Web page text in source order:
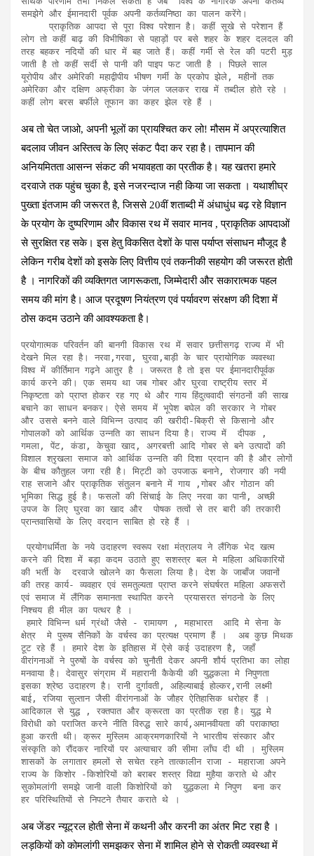
समझेगे और ईमानदारी पूर्वक अपनी कर्तव्यनिष्ठा का पालन करेंगे।
लोग तो कहीं बाढ़ की विभीषिका से पहाड़ों पर बसे शहर के शहर दलदल की
तरह बहकर नदियों की धार में बह जाते हैं। कहीं गर्मी से रेल की पटरी मुड़
जाती है तो कहीं सर्दी से पानी की पाइप फट जाती है । पिछले साल
यूरोपीय और अमेरिकी महाद्वीपीय भीषण गर्मी के प्रकोप झेले, महीनों तक
अमेरिका और दक्षिण अफ्रीका के जंगल जलकर राख में तब्दील होते रहे ।
कहीं लोग बरस बर्फीले तूफान का कहर झेल रहे हैं ।
अब तो चेत जाओ, अपनी भूलों का प्रायश्चित कर लो! मौसम में अप्रत्याशित
बदलाव जीवन अस्तित्व के लिए संकट पैदा कर रहा है। तापमान की
अनियमितता आसन्न संकट की भयावहता का प्रतीक है। यह खतरा हमारे
दरवाजे तक पहुंच चुका है, इसे नजरन्दाज नही किया जा सकता । यथाशीघ्र
पुख्ता इंतजाम की जरूरत है, जिससे 20वीं शताब्दी में अंधाधुंध बढ़ रहे विज्ञान
के प्रयोग के दुष्परिणाम और विकास रथ में सवार मानव , प्राकृतिक आपदाओं
से सुरक्षित रह सके। इस हेतु विकसित देशों के पास पर्याप्त संसाधन मौजूद है
लेकिन गरीब देशों को इसके लिए वित्तीय एवं तकनीकी सहयोग की जरूरत होती
है । नागरिकों की व्यक्तिगत जागरूकता, जिम्मेदारी और सकारात्मक पहल
समय की मांग है। आज प्रदूषण नियंत्रण एवं पर्यावरण संरक्षण की दिशा में
ठोस कदम उठाने की आवश्यकता है।
प्रयोगात्मक परिवर्तन की बानगी विकास रथ में सवार छत्तीसगढ़ राज्य में भी
देखने मिल रहा है। नरवा,गरवा, घुरवा,बाड़ी के चार प्रायोगिक व्यवस्था
विश्व में कीर्तिमान गढ़ने आतुर है । जरूरत है तो इस पर ईमानदारीपूर्वक
कार्य करने की। एक समय था जब गोबर और घुरवा राष्ट्रीय स्तर में
निकृष्टता को प्राप्त होकर रह गए थे और गाय हिंदुत्ववादी संगठनों की साख
बचाने का साधन बनकर। ऐसे समय में भूपेश बघेल की सरकार ने गोबर
और उससे बनने वाले विभिन्न उत्पाद की खरीदी-बिक्री से किसानो और
गोपालकों को आर्थिक उन्नति का साधन दिया है। राज्य में  दीपक ,
गमला, पेंट, कंडा, केचुवा खाद, अगरबत्ती आदि गोबर से बने उत्पादों की
विशाल श्रृखला समाज को आर्थिक उन्नति की दिशा प्रदान की है और लोगों
के बीच कौतुहल जगा रही है। मिट्टी को उपजाऊ बनाने, रोजगार की नयी
राह सजाने और प्राकृतिक संतुलन बनाने में गाय ,गोबर और गोठान की
भूमिका सिद्ध हुई है। फसलों की सिंचाई के लिए नरवा का पानी, अच्छी
उपज के लिए घुरवा का खाद और  पोषक तत्वों से तर बारी की तरकारी
प्रान्तवासियों के लिए वरदान साबित हो रहे हैं ।
करने की दिशा में बड़ा कदम उठाते हुए सशस्त्र बल मे महिला अधिकारियों
की भर्ती के  दरवाजे खोलने का फैसला लिया है। देश के जाबाँज जवानों
की तरह कार्य- व्यवहार एवं समतुल्यता प्राप्त करने संघर्षरत महिला अफसरों
एवं समाज में लैंगिक समानता स्थापित करने  प्रयासरत संगठनो के लिए
निश्चय ही मील का पत्थर है ।
क्षेत्र  मे पुरूष सैनिकों के वर्चस्व का प्रत्यक्ष प्रमाण हैं ।  अब कुछ मिथक
टूट रहे हैं । हमारे देश के इतिहास में ऐसे कई उदाहरण है, जहॉं
वीरांगनाओं ने पुरुषों के वर्चस्व को चुनौती देकर अपनी शौर्य प्रतिभा का लोहा
मनवाया है। देवासुर संग्राम में महारानी कैकेयी की युद्धकला मे निपुणता
इसका श्रेष्ठ उदाहरण है। रानी दुर्गावती, अहिल्याबाई होल्कर,रानी लक्ष्मी
बाई, रजिया सुल्तान जैसी वीरांगनाओं के जौहर ऐतिहासिक धरोहर हैं ।
आदिकाल से युद्ध , रक्तपात और क्रूरता का प्रतीक रहा है। युद्ध मे
विरोधी को पराजित करने नीति विरुद्ध सारे कार्य,अमानवीयता की पराकाष्ठा
हुआ करती थी। क्रूर मुस्लिम आक्रमणकारियों ने भारतीय संस्कार और
संस्कृति को रौंदकर नारियों पर अत्याचार की सीमा लाँघ दी थी । मुस्लिम
शासकों के लगातार हमलों से सचेत रहने तात्कालीन राजा - महाराजा अपने
राज्य के किशोर -किशोरियों को बराबर शस्त्र विद्या मुहैया कराते थे और
सुकोमलांगी समझे जानी वाली किशोरियों को  युद्धकला मे निपुण  बना कर
हर परिस्थितियों से निपटने तैयार कराते थे ।
अब जेंडर न्यूट्रल होती सेना में कथनी और करनी का अंतर मिट रहा है ।
लड़कियों को कोमलांगी समझकर सेना में शामिल होने से रोकती व्यवस्था में